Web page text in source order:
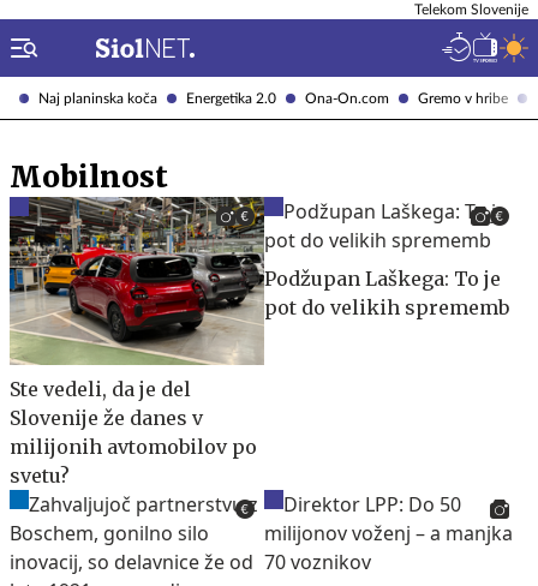
Naj planinska koča Energetika 2.0 Ona-On.com Gremo v hribe
Telekom Slovenije
Mobilnost
Ste vedeli, da je del
Slovenije že danes v
milijonih avtomobilov po
svetu?
Podžupan Laškega: To je
pot do velikih sprememb